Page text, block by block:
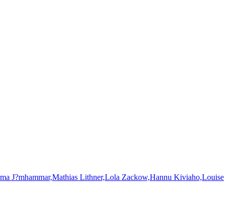
Lithner,Lola Zackow,Hannu Kiviaho,Louise